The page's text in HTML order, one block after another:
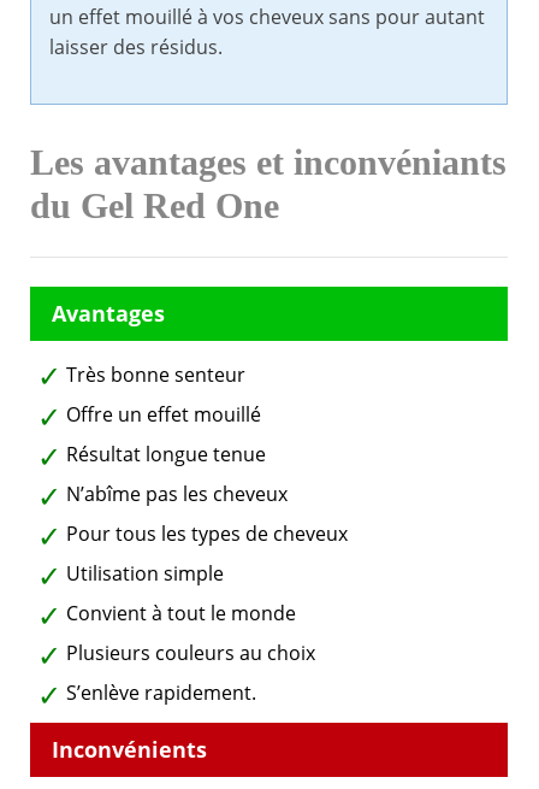
un effet mouillé à vos cheveux sans pour autant
laisser des résidus.
Les avantages et inconvéniants
du Gel Red One
Très bonne senteur
Offre un effet mouillé
Résultat longue tenue
N’abîme pas les cheveux
Pour tous les types de cheveux
Utilisation simple
Convient à tout le monde
Plusieurs couleurs au choix
S’enlève rapidement.